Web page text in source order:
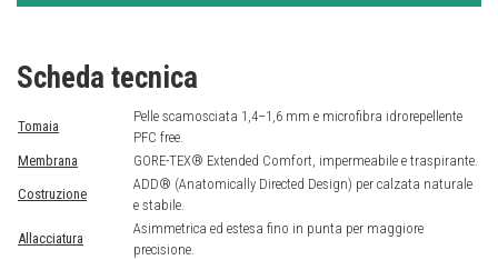
Scheda tecnica
Tomaia
Pelle scamosciata 1,4–1,6 mm e microfibra idrorepellente
PFC free.
Membrana
GORE-TEX® Extended Comfort, impermeabile e traspirante.
Costruzione
ADD® (Anatomically Directed Design) per calzata naturale
e stabile.
Allacciatura
Asimmetrica ed estesa fino in punta per maggiore
precisione.